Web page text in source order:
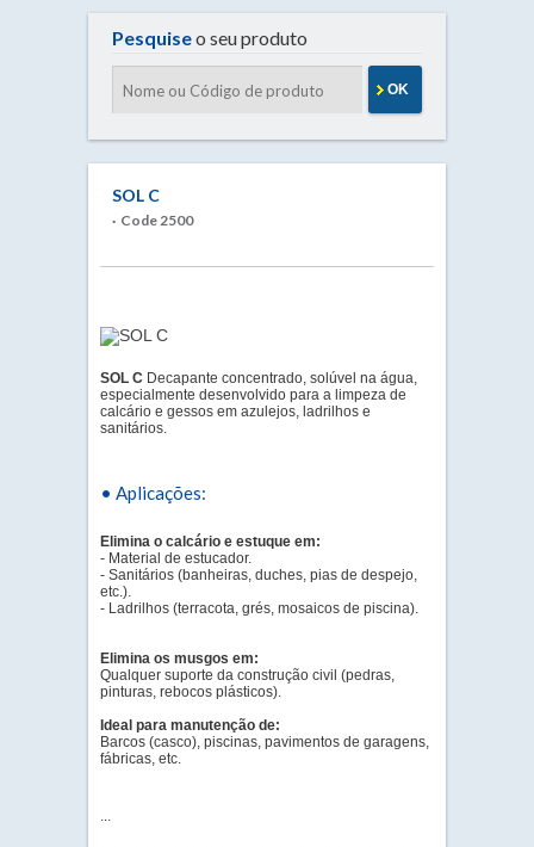
Pesquiseo seu produto
OK
SOL C
· Code 2500
SOL C Decapante concentrado, solúvel na água,
especialmente desenvolvido para a limpeza de
calcário e gessos em azulejos, ladrilhos e
sanitários.
• Aplicações:
Elimina o calcário e estuque em:
- Material de estucador.
- Sanitários (banheiras, duches, pias de despejo,
etc.).
- Ladrilhos (terracota, grés, mosaicos de piscina).
Elimina os musgos em:
Qualquer suporte da construção civil (pedras,
pinturas, rebocos plásticos).
Ideal para manutenção de:
Barcos (casco), piscinas, pavimentos de garagens,
fábricas, etc.
...